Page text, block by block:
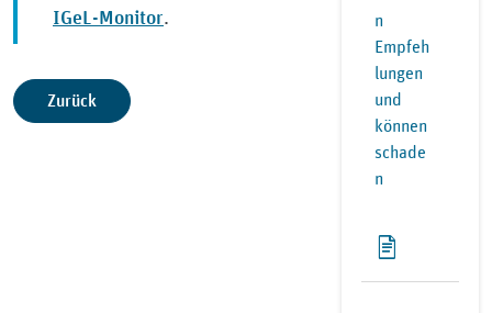
IGeL-Monitor.
Zurück
n
Empfeh
lungen
und
können
schade
n